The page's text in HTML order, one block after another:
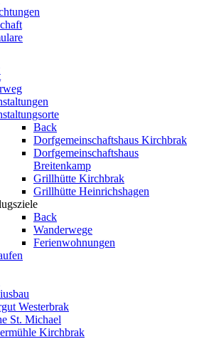
Back
Dorfgemeinschaftshaus Kirchbrak
Dorfgemeinschaftshaus
Breitenkamp
Grillhütte Kirchbrak
Grillhütte Heinrichshagen
Back
Wanderwege
Ferienwohnungen
Westerbrak
St. Michael
Kirchbrak